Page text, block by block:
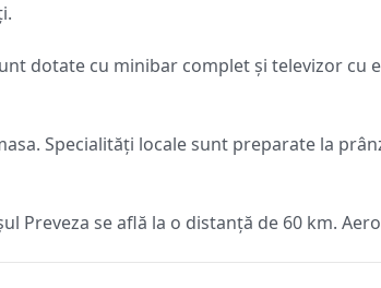
dotate cu minibar complet și televizor
Specialități locale sunt preparate la
Preveza se află la o distanță de 60 km.